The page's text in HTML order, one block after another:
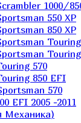
1000/
550 XP
850 XP
Touring
570
850 EFI
570
EFI 2005 -2011
Механика)